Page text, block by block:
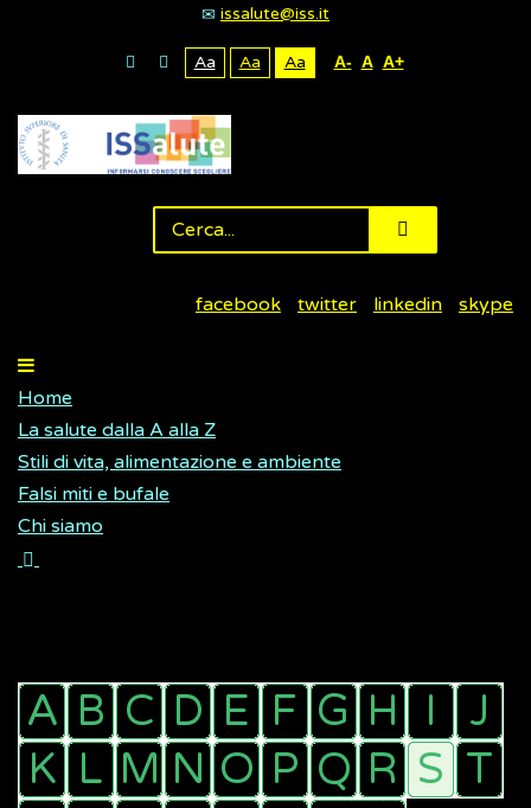
issalute@iss.it
Aa Aa Aa A- A A+
facebook twitter linkedin skype
Home
La salute dalla A alla Z
Stili di vita, alimentazione e ambiente
Falsi miti e bufale
Chi siamo